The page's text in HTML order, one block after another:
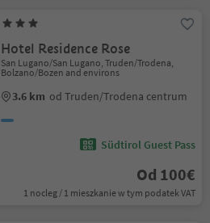
Hotel Residence Rose
San Lugano/San Lugano, Truden/Trodena,
Bolzano/Bozen and environs
3.6 km od Truden/Trodena centrum
Südtirol Guest Pass
Od 100€
1 nocleg / 1 mieszkanie w tym podatek VAT